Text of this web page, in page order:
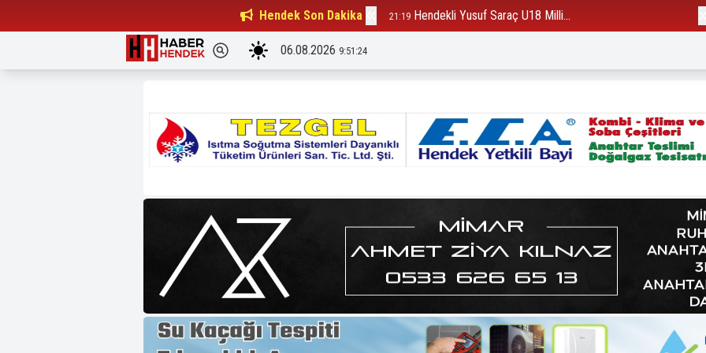
Hendek Son Dakika
Beşiktaşlılar Derneği Başkanı... 21:19 Hendekli Yusuf Saraç U18 Milli...
06.08.2026 9:51:26